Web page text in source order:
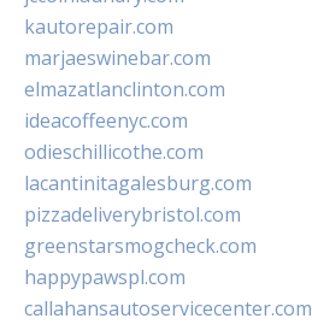
kautorepair.com
marjaeswinebar.com
elmazatlanclinton.com
ideacoffeenyc.com
odieschillicothe.com
lacantinitagalesburg.com
pizzadeliverybristol.com
greenstarsmogcheck.com
happypawspl.com
callahansautoservicecenter.com